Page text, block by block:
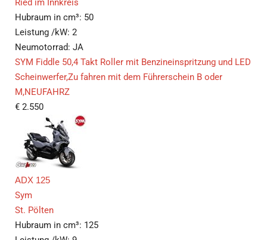
Ried im Innkreis
Hubraum in cm³: 50
Leistung /kW: 2
Neumotorrad: JA
SYM Fiddle 50,4 Takt Roller mit Benzineinspritzung und LED
Scheinwerfer,Zu fahren mit dem Führerschein B oder
M,NEUFAHRZ
€ 2.550
ADX 125
Sym
St. Pölten
Hubraum in cm³: 125